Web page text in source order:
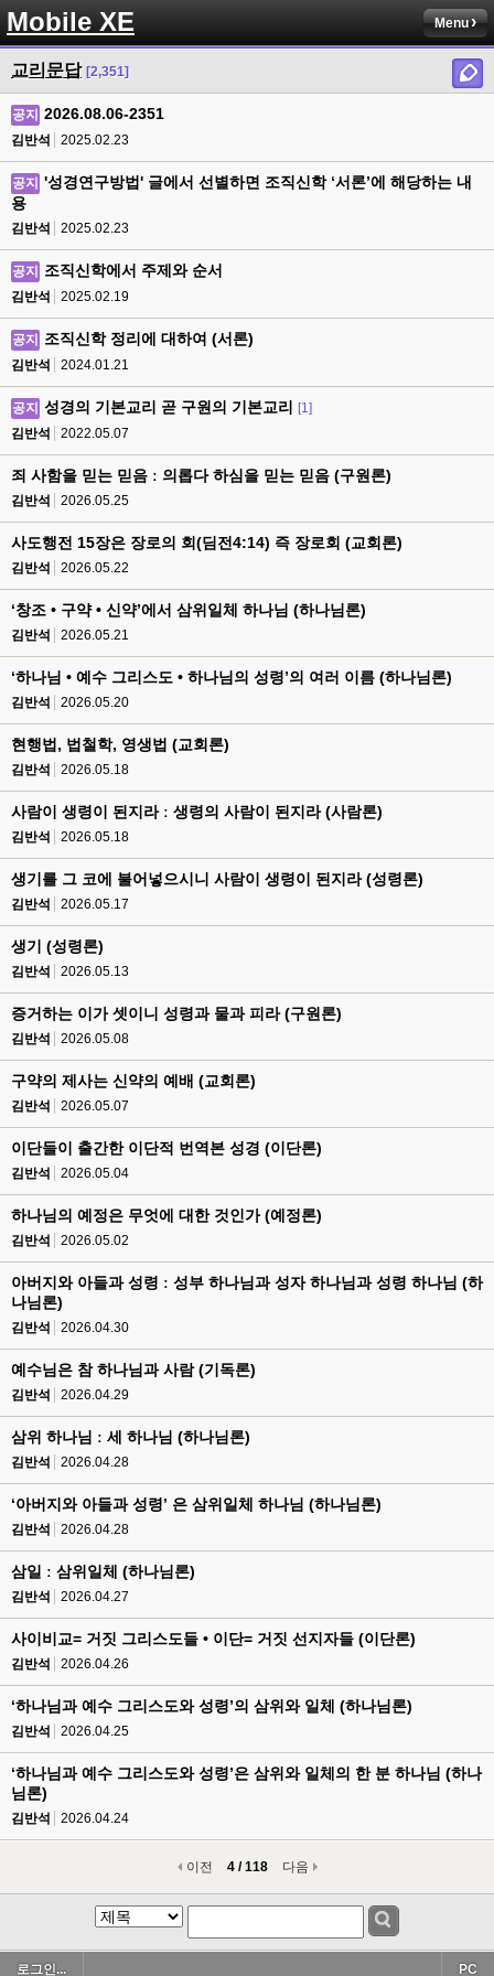
Mobile XE Menu
교리문답 [2,351]
공지 2026.08.06-2351
김반석 2025.02.23
공지
'성경연구방법' 글에서 선별하면 조직신학 ‘서론’에 해당하는 내
용
김반석 2025.02.23
공지 조직신학에서 주제와 순서
김반석 2025.02.19
공지 조직신학 정리에 대하여 (서론)
김반석 2024.01.21
공지 성경의 기본교리 곧 구원의 기본교리
[1]
김반석
2022.05.07
죄 사함을 믿는 믿음 ː 의롭다 하심을 믿는 믿음 (구원론)
김반석 2026.05.25
사도행전 15장은 장로의 회(딤전4:14) 즉 장로회 (교회론)
김반석 2026.05.22
‘창조 • 구약 • 신약’에서 삼위일체 하나님 (하나님론)
김반석 2026.05.21
‘하나님 • 예수 그리스도 • 하나님의 성령’의 여러 이름 (하나님론)
김반석 2026.05.20
현행법, 법철학, 영생법 (교회론)
김반석 2026.05.18
사람이 생령이 된지라 ː 생령의 사람이 된지라 (사람론)
김반석 2026.05.18
생기를 그 코에 불어넣으시니 사람이 생령이 된지라 (성령론)
김반석 2026.05.17
생기 (성령론)
김반석 2026.05.13
증거하는 이가 셋이니 성령과 물과 피라 (구원론)
김반석 2026.05.08
구약의 제사는 신약의 예배 (교회론)
김반석 2026.05.07
이단들이 출간한 이단적 번역본 성경 (이단론)
김반석 2026.05.04
하나님의 예정은 무엇에 대한 것인가 (예정론)
김반석 2026.05.02
아버지와 아들과 성령 ː 성부 하나님과 성자 하나님과 성령 하나님 (하
나님론)
김반석 2026.04.30
예수님은 참 하나님과 사람 (기독론)
김반석 2026.04.29
삼위 하나님 ː 세 하나님 (하나님론)
김반석 2026.04.28
‘아버지와 아들과 성령’ 은 삼위일체 하나님 (하나님론)
김반석 2026.04.28
삼일 ː 삼위일체 (하나님론)
김반석 2026.04.27
사이비교= 거짓 그리스도들 • 이단= 거짓 선지자들 (이단론)
김반석 2026.04.26
‘하나님과 예수 그리스도와 성령’의 삼위와 일체 (하나님론)
김반석 2026.04.25
‘하나님과 예수 그리스도와 성령’은 삼위와 일체의 한 분 하나님 (하나
님론)
김반석 2026.04.24
이전 4 / 118 다음
로그인... PC